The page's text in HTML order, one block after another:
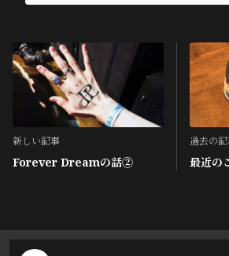
新しい記事
Forever Dreamの話②
過去の
最近の